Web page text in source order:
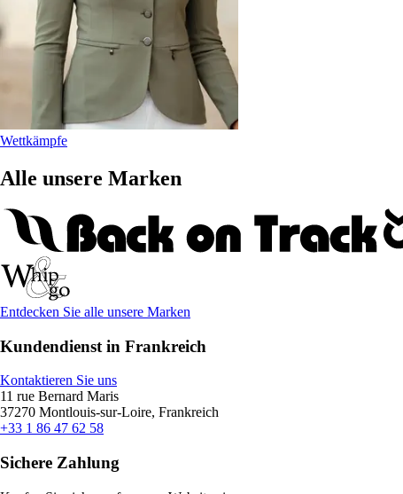
Wettkämpfe
Alle unsere Marken
Entdecken Sie alle unsere Marken
Kundendienst in Frankreich
Kontaktieren Sie uns
11 rue Bernard Maris
37270 Montlouis-sur-Loire, Frankreich
+33 1 86 47 62 58
Sichere Zahlung